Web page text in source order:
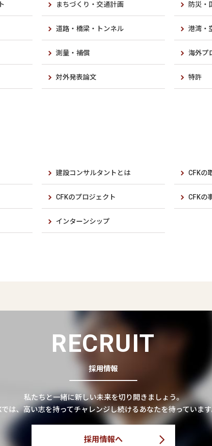
まちづくり・交通計画 防災・
道路・橋梁・トンネル 港湾・
測量・補償 海外プ
対外発表論文 特許
建設コンサルタントとは CFKの
CFKのプロジェクト CFKの
インターンシップ
RECRUIT
採用情報
私たちと一緒に新しい未来を切り開きましょう。
では、高い志を持ってチャレンジし続けるあなたを待っています
採用情報へ